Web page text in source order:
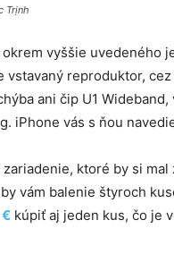
Trịnh
vyššie uvedeného
vstavaný reproduktor,
ani čip U1
iPhone vás s ňou
ktoré by si
vám balenie štyroch
kúpiť aj jeden kus, čo je